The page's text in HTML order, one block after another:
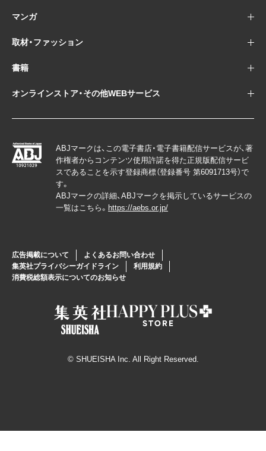
マンガ
取材・ファッション
書籍
オンラインストア・その他WEBサービス
ABJマークは、この電子書店・電子書籍配信サービスが、著
作権者からコンテンツ使用許諾を得た正規版配信サービ
スであることを示す登録商標（登録番号 第6091713号）で
す。
ABJマークの詳細、ABJマークを掲示しているサービスの
一覧はこちら。 https://aebs.or.jp/
広告掲載について
よくあるお問い合わせ
集英社プライバシーガイドライン
利用規約
消費税総額表示についてのお知らせ
© SHUEISHA Inc. All Right Reserved.